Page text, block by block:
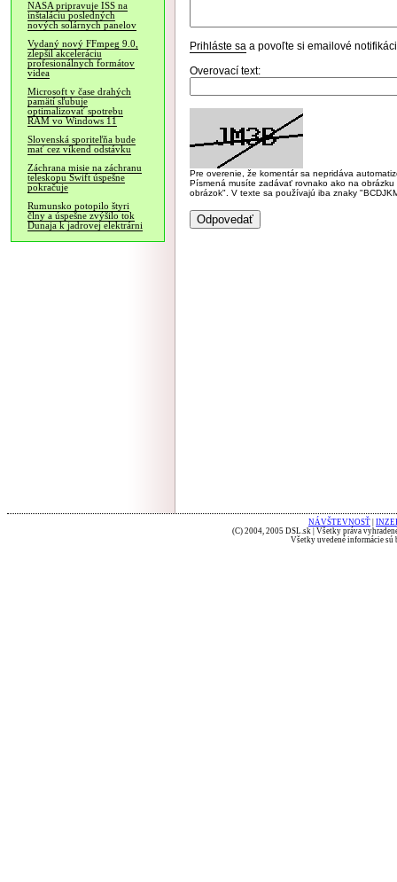
NASA pripravuje ISS na
inštaláciu posledných
nových solárnych panelov
Vydaný nový FFmpeg 9.0,
zlepšil akceleráciu
profesionálnych formátov
videa
Microsoft v čase drahých
pamätí sľubuje
optimalizovať spotrebu
RAM vo Windows 11
Slovenská sporiteľňa bude
mať cez víkend odstávku
Záchrana misie na záchranu
teleskopu Swift úspešne
pokračuje
Rumunsko potopilo štyri
člny a úspešne zvýšilo tok
Dunaja k jadrovej elektrárni
Prihláste sa a povoľte si emailové
Overovací text:
Pre overenie, že komentár sa nepridáva
Písmená musíte zadávať rovnako ako na
obrázok". V texte sa používajú iba znaky
NÁVŠTEVNOSŤ
(C) 2004, 2005 DSL.sk | Všetky práva
Všetky uvedené informácie sú